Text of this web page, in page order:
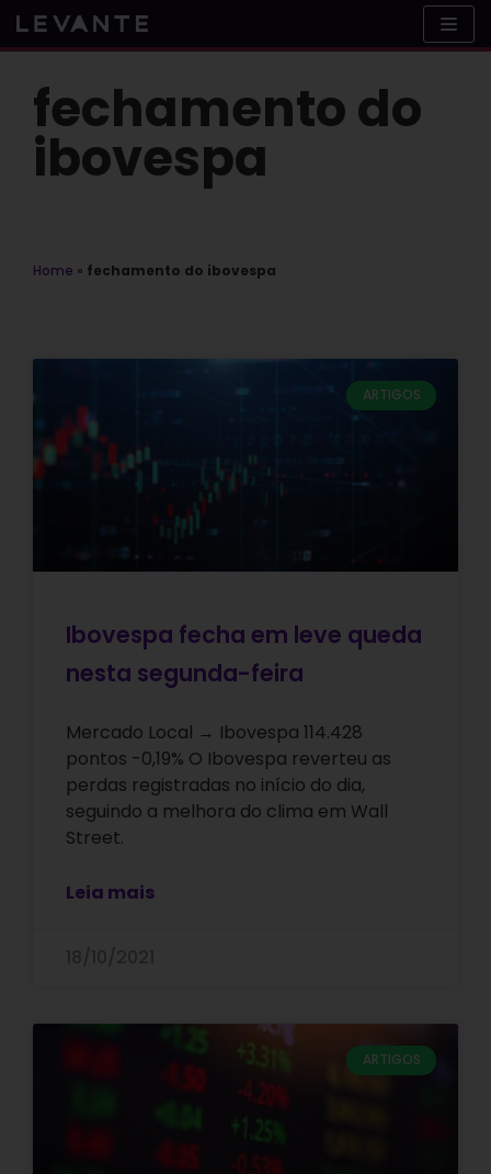
Skip
to
content
fechamento do
ibovespa
Home » fechamento do ibovespa
ARTIGOS
Ibovespa fecha em leve queda
nesta segunda-feira
Mercado Local → Ibovespa 114.428
pontos -0,19% O Ibovespa reverteu as
perdas registradas no início do dia,
seguindo a melhora do clima em Wall
Street.
Leia mais
ARTIGOS